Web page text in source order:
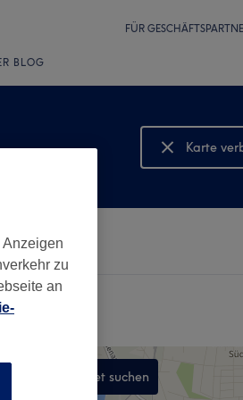
FÜR
BLOG
Karte
Karte
In diesem Gebiet suchen
zu
an